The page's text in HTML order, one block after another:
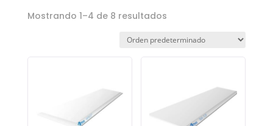
Mostrando 1–4 de 8 resultados